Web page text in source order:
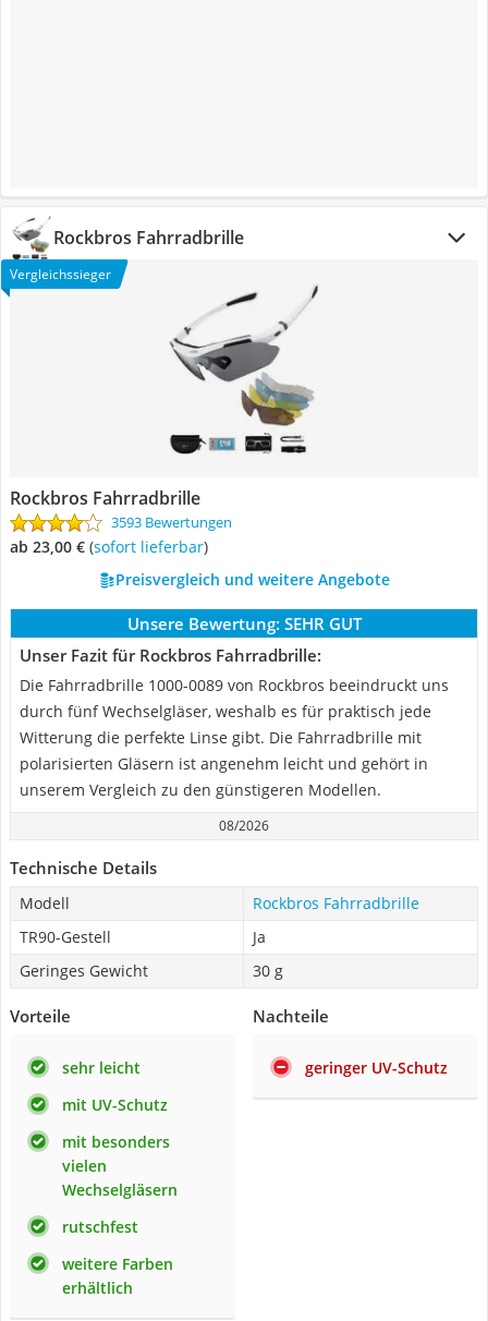
Rockbros Fahrradbrille
Vergleichssieger
Rockbros Fahrradbrille
3593 Bewertungen
ab 23,00 € ( Sofort lieferbar)
Preisvergleich und weitere Angebote
Unsere Bewertung: SEHR GUT
Unser Fazit für Rockbros Fahrradbrille:
Die Fahrradbrille 1000-0089 von Rockbros beeindruckt uns
durch fünf Wechselgläser, weshalb es für praktisch jede
Witterung die perfekte Linse gibt. Die Fahrradbrille mit
polarisierten Gläsern ist angenehm leicht und gehört in
unserem Vergleich zu den günstigeren Modellen.
08/2026
Technische Details
Modell
Rockbros Fahrradbrille
TR90-Gestell
Ja
Geringes Gewicht
30 g
Vorteile
sehr leicht
mit UV-Schutz
mit besonders
vielen
Wechselgläsern
rutschfest
weitere Farben
erhältlich
Nachteile
geringer UV-Schutz